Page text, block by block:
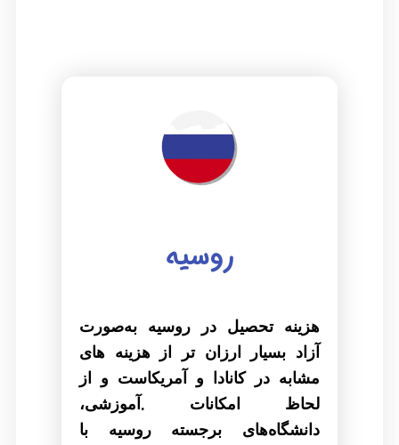
روسیه
هزینه تحصیل در روسیه به‌صورت
آزاد بسیار ارزان تر از هزینه های
مشابه در کانادا و آمریکاست و از
لحاظ امکانات . آموزشی،
دانشگاه‌های برجسته روسیه با